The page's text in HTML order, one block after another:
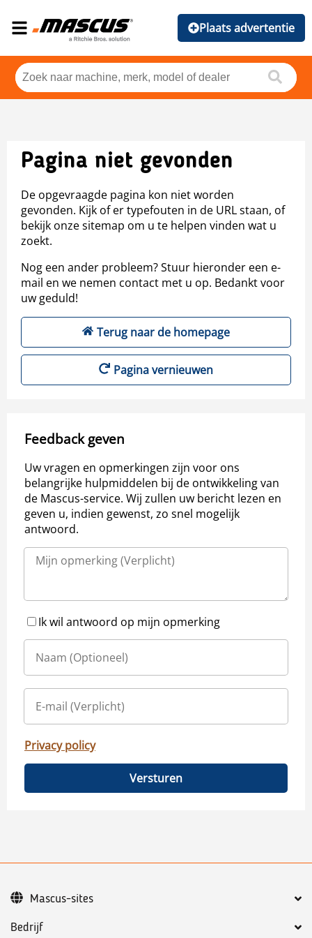
Plaats advertentie
Pagina niet gevonden
De opgevraagde pagina kon niet worden
gevonden. Kijk of er typefouten in de URL staan, of
bekijk onze sitemap om u te helpen vinden wat u
zoekt.
Nog een ander probleem? Stuur hieronder een e-
mail en we nemen contact met u op. Bedankt voor
uw geduld!
Terug naar de homepage
Pagina vernieuwen
Feedback geven
Uw vragen en opmerkingen zijn voor ons
belangrijke hulpmiddelen bij de ontwikkeling van
de Mascus-service. Wij zullen uw bericht lezen en
geven u, indien gewenst, zo snel mogelijk
antwoord.
Ik wil antwoord op mijn opmerking
Privacy policy
Versturen
Bedrijf
Mascus-sites